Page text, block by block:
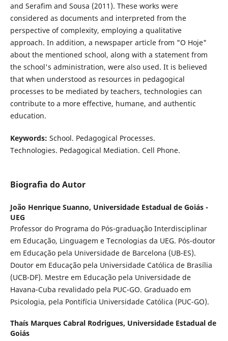
and Serafim and Sousa (2011). These works were
considered as documents and interpreted from the
perspective of complexity, employing a qualitative
approach. In addition, a newspaper article from "O Hoje"
about the mentioned school, along with a statement from
the school's administration, were also used. It is believed
that when understood as resources in pedagogical
processes to be mediated by teachers, technologies can
contribute to a more effective, humane, and authentic
education.
Keywords: School. Pedagogical Processes.
Technologies. Pedagogical Mediation. Cell Phone.
Biografia do Autor
João Henrique Suanno, Universidade Estadual de Goiás -
UEG
Professor do Programa do Pós-graduação Interdisciplinar
em Educação, Linguagem e Tecnologias da UEG. Pós-doutor
em Educação pela Universidade de Barcelona (UB-ES).
Doutor em Educação pela Universidade Católica de Brasília
(UCB-DF). Mestre em Educação pela Universidade de
Havana-Cuba revalidado pela PUC-GO. Graduado em
Psicologia, pela Pontifícia Universidade Católica (PUC-GO).
Thaís Marques Cabral Rodrigues, Universidade Estadual de
Goiás